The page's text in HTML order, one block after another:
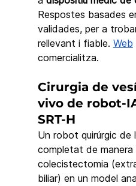
Respostes basades
validades, per a
rellevant i fiable. Web
comercialitza.
Cirurgia de
vivo de robot-
SRT-H
Un robot quirúrgic de
completat de manera
colecistectomia
biliar) en un model